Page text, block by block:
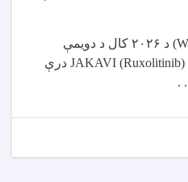
د ۲۰۲۶ کال د دویمې
JAKAVI (Ruxolitinib) درې
.